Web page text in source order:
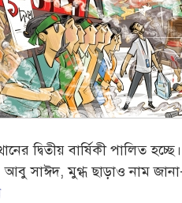
দ্বিতীয় বার্ষিকী পালিত
সাঈদ, মুগ্ধ ছাড়াও নাম জানা-